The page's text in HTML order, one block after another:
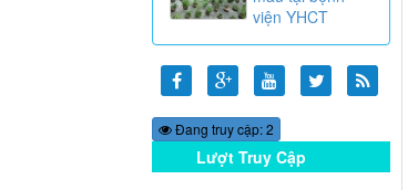
viện YHCT
Đang truy cập: 2
Lượt Truy Cập
Online